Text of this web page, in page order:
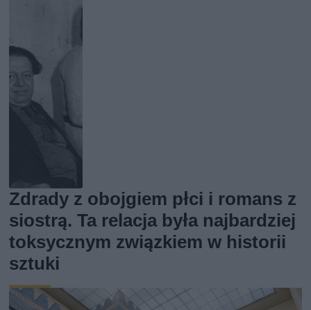
Zdrady z obojgiem płci i romans z
siostrą. Ta relacja była najbardziej
toksycznym związkiem w historii
sztuki